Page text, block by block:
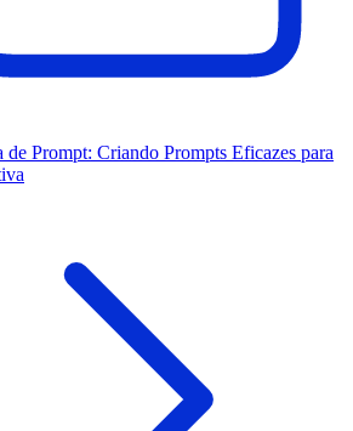
de Prompt: Criando Prompts Eficazes para